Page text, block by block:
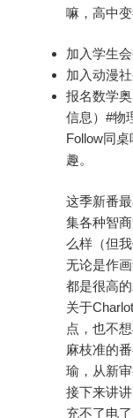
嘛，高中
加入学生
加入动漫
报名数学
信息）#物
Follow同
趣。
这季新番
集各种智
么样（但
无论是作
都是很高的
关于
点，也不
麻枝准的
瑜，从新
接下来讲
充不了电